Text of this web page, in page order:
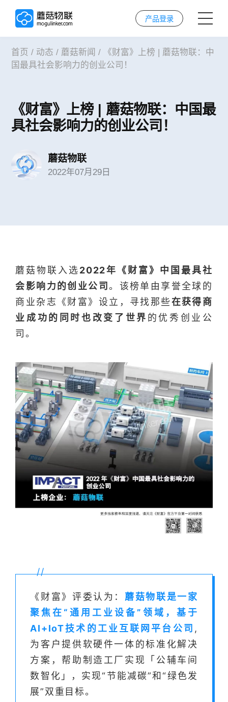
首页
AI技术
实施服务
常见问题
产品登录
首页 / 动态 / 蘑菇新闻 /
《财富》上榜 | 蘑菇物联：中
国最具社会影响力的创业公司！
《财富》上榜 | 蘑菇物联：中国最
具社会影响力的创业公司！
蘑菇物联
2022年07月29日
蘑菇物联入选 2022年《财富》中国最具社
会影响力的创业公司。该榜单由享誉全球的
商业杂志《财富》设立，寻找那些在获得商
业成功的同时也改变了世界 的优秀创业公
司。
//
《财富》评委认为： 蘑菇物联是一家
聚焦在“通用工业设备”领域，基于
AI+IoT技术的工业互联网平台公司 ,
为客户提供软硬件一体的标准化解决
方案，帮助制造工厂实现「公辅车间
数智化」，实现“节能减碳”和“绿色发
展”双重目标。